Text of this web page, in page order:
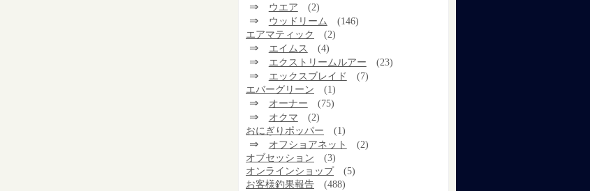
⇒ ウエア (2)
⇒ ウッドリーム
(146)
エアマティック
(2)
⇒ エイムス (4)
⇒ エクストリームルアー (23)
⇒ エックスブレイド
(7)
エバーグリーン
(1)
⇒ オーナー (75)
⇒ オクマ
(2)
おにぎりポッパー
(1)
⇒ オフショアネット
(2)
オブセッション
(3)
オンラインショップ
(5)
お客様釣果報告
(488)